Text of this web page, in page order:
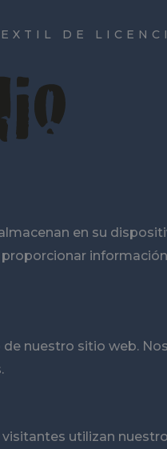
DE
en su
nuestro sitio web.
utilizan